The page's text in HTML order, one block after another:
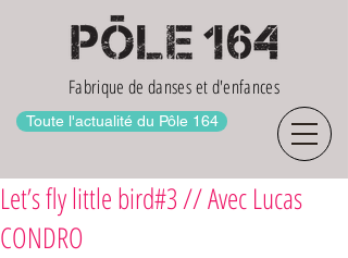
Fabrique de danses et d'enfances
Toute l'actualité du Pôle 164
Let’s fly little bird#3 // Avec Lucas
CONDRO